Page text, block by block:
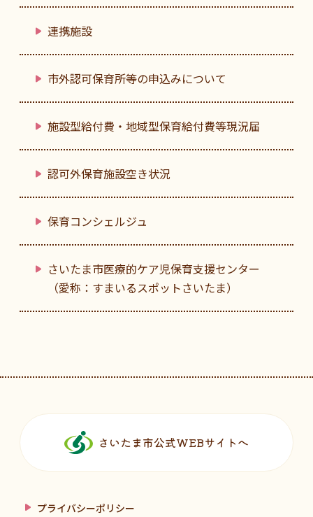
連携施設
市外認可保育所等の申込みについて
施設型給付費・地域型保育給付費等現況届
認可外保育施設空き状況
保育コンシェルジュ
さいたま市医療的ケア児保育支援センター
（愛称：すまいるスポットさいたま）
さいたま市公式WEBサイトへ
プライバシーポリシー